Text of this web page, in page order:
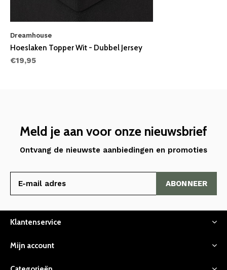
Dreamhouse
Hoeslaken Topper Wit - Dubbel Jersey
€19,95
Meld je aan voor onze nieuwsbrief
Ontvang de nieuwste aanbiedingen en promoties
ABONNEER
Klantenservice
Mijn account